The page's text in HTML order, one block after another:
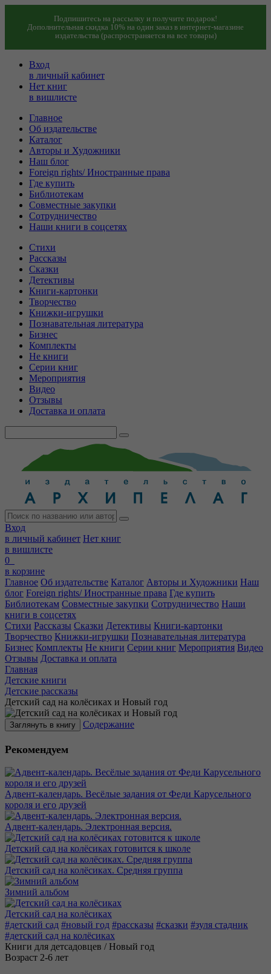
Подпишитесь на рассылку и получите подарок!
Дополнительная скидка 10% на один заказ в интернет-магазине
издательства (распространяется на все товары)
Вход
в личный кабинет
Нет книг
в вишлисте
Главное
Об издательстве
Каталог
Авторы и Художники
Наш блог
Foreign rights/ Иностранные права
Где купить
Библиотекам
Совместные закупки
Сотрудничество
Наши книги в соцсетях
Стихи
Рассказы
Сказки
Детективы
Книги-картонки
Творчество
Книжки-игрушки
Познавательная литература
Бизнес
Комплекты
Не книги
Серии книг
Мероприятия
Видео
Отзывы
Доставка и оплата
Вход
в личный кабинет Нет книг
в вишлисте
0
в корзине
Главное Об издательстве Каталог Авторы и Художники Наш
блог Foreign rights/ Иностранные права Где купить
Библиотекам Совместные закупки Сотрудничество Наши
книги в соцсетях
Стихи Рассказы Сказки Детективы Книги-картонки
Творчество Книжки-игрушки Познавательная литература
Бизнес Комплекты Не книги Серии книг Мероприятия Видео
Отзывы Доставка и оплата
Главная
Детские книги
Детские рассказы
Детский сад на колёсиках и Новый год
Заглянуть в книгу Содержание
Рекомендуем
Адвент-календарь. Весёлые задания от Феди Карусельного
короля и его друзей
Адвент-календарь. Электронная версия.
Детский сад на колёсиках готовится к школе
Детский сад на колёсиках. Средняя группа
Зимний альбом
Детский сад на колёсиках
#детский сад #новый год #рассказы #сказки #зуля стадник
#детский сад на колёсиках
Книги для детсадовцев / Новый год
Возраст 2-6 лет